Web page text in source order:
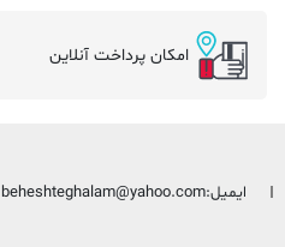
امکان پرداخت آنلاین
ایمیل:beheshteghalam@yahoo.com